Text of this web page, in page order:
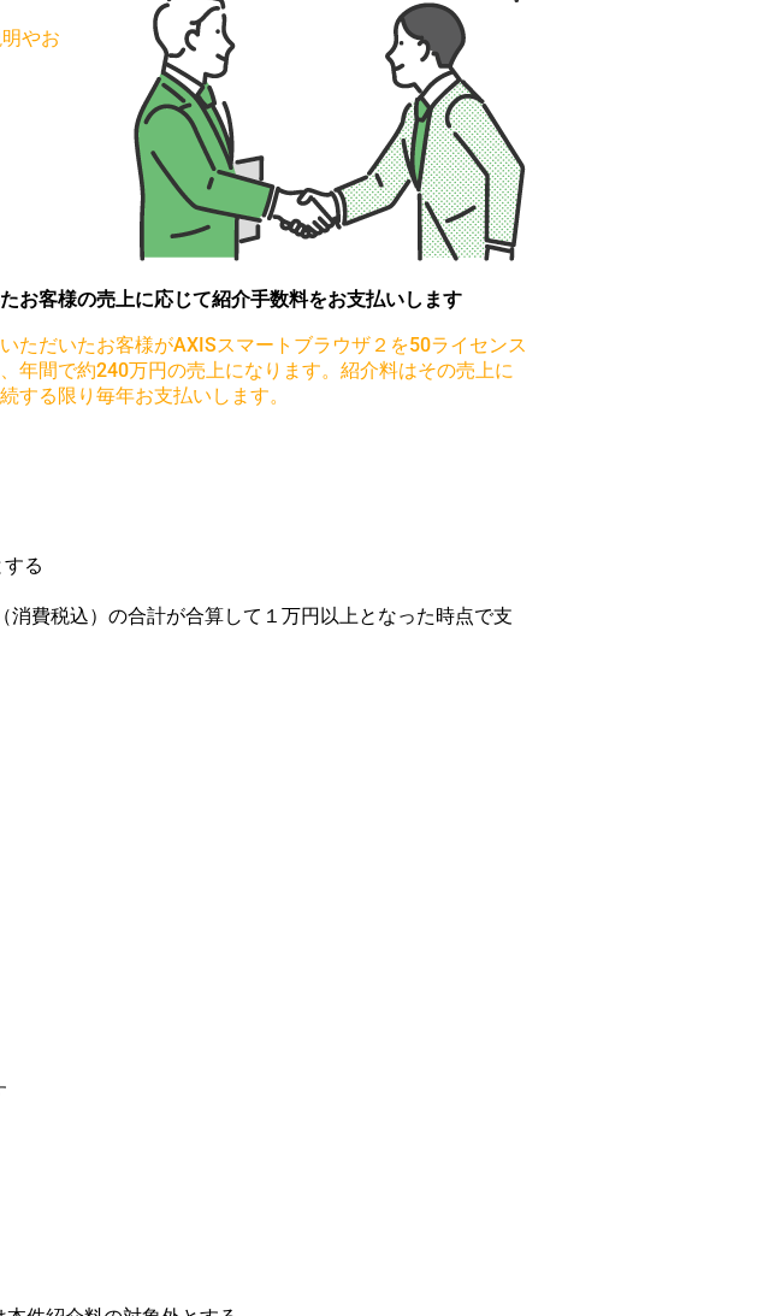
やお
お客様の売上に応じて紹介手数料をお支払いします
ただいたお客様がAXISスマートブラウザ２を50ライセンス
年間で約240万円の売上になります。紹介料はその売上に
する限り毎年お支払いします。
る
費税込）の合計が合算して１万円以上となった時点で支